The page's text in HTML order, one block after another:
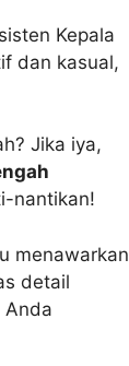
Kepala
dan kasual,
Jika iya,
nantikan!
menawarkan
detail
Anda